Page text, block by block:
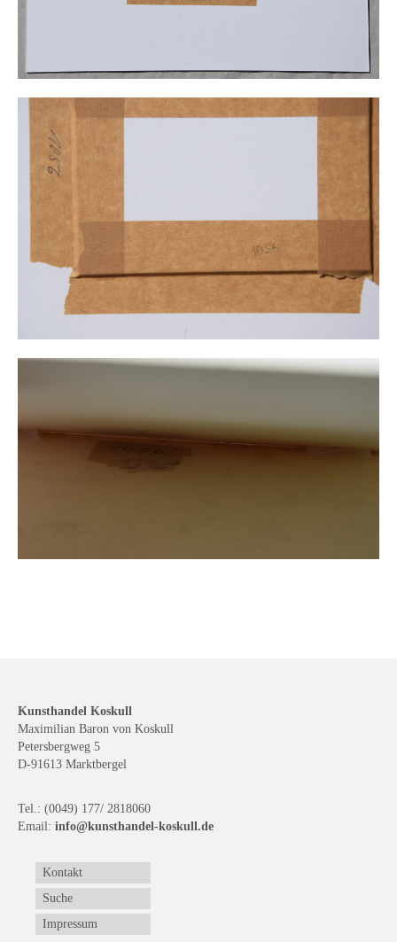
Kunsthandel Koskull
Maximilian Baron von Koskull
Petersbergweg 5
D-91613 Marktbergel
Tel.: (0049) 177/ 2818060
Email: info@kunsthandel-koskull.de
Kontakt
Suche
Impressum